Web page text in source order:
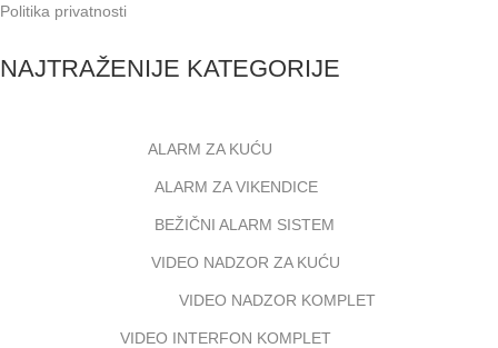
Politika privatnosti
NAJTRAŽENIJE KATEGORIJE
ALARM ZA KUĆU
ALARM ZA VIKENDICE
BEŽIČNI ALARM SISTEM
VIDEO NADZOR ZA KUĆU
VIDEO NADZOR KOMPLET
VIDEO INTERFON KOMPLET